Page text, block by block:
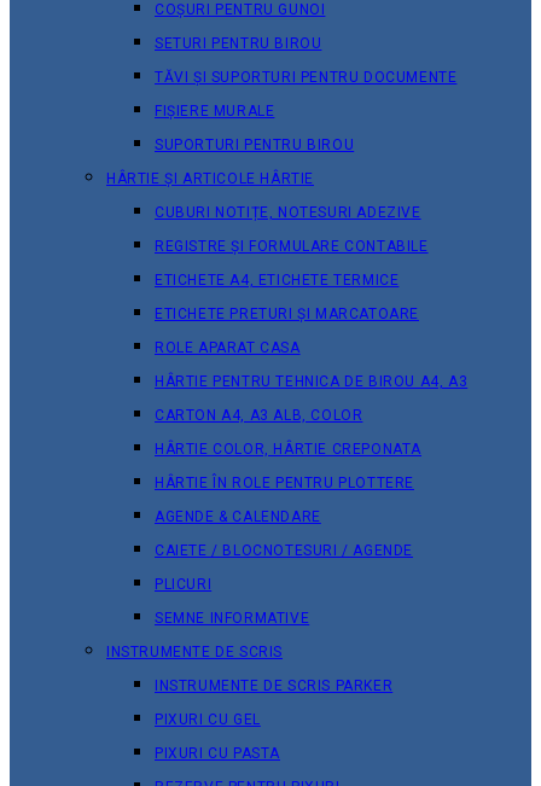
COȘURI PENTRU GUNOI
SETURI PENTRU BIROU
TĂVI ȘI SUPORTURI PENTRU DOCUMENTE
FIȘIERE MURALE
SUPORTURI PENTRU BIROU
HÂRTIE ȘI ARTICOLE HÂRTIE
CUBURI NOTIȚE, NOTESURI ADEZIVE
REGISTRE ȘI FORMULARE CONTABILE
ETICHETE A4, ETICHETE TERMICE
ETICHETE PRETURI ȘI MARCATOARE
ROLE APARAT CASA
HÂRTIE PENTRU TEHNICA DE BIROU A4, A3
CARTON A4, A3 ALB, COLOR
HÂRTIE COLOR, HÂRTIE CREPONATA
HÂRTIE ÎN ROLE PENTRU PLOTTERE
AGENDE & CALENDARE
CAIETE / BLOCNOTESURI / AGENDE
PLICURI
SEMNE INFORMATIVE
INSTRUMENTE DE SCRIS
INSTRUMENTE DE SCRIS PARKER
PIXURI CU GEL
PIXURI CU PASTA